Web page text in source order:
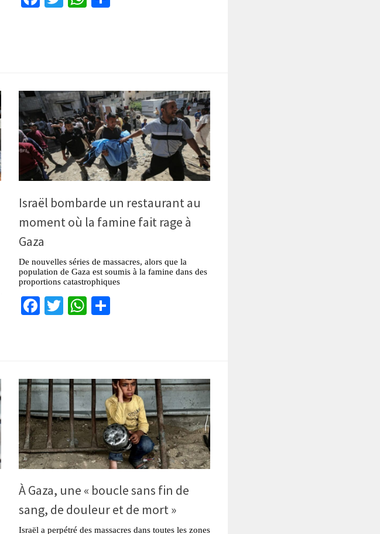
Israël bombarde un restaurant au
moment où la famine fait rage à
Gaza
De nouvelles séries de massacres, alors que la
population de Gaza est soumis à la famine dans des
proportions catastrophiques
Facebook
TwitterWhatsApp
À Gaza, une « boucle sans fin de
sang, de douleur et de mort »
Israël a perpétré des massacres dans toutes les zones